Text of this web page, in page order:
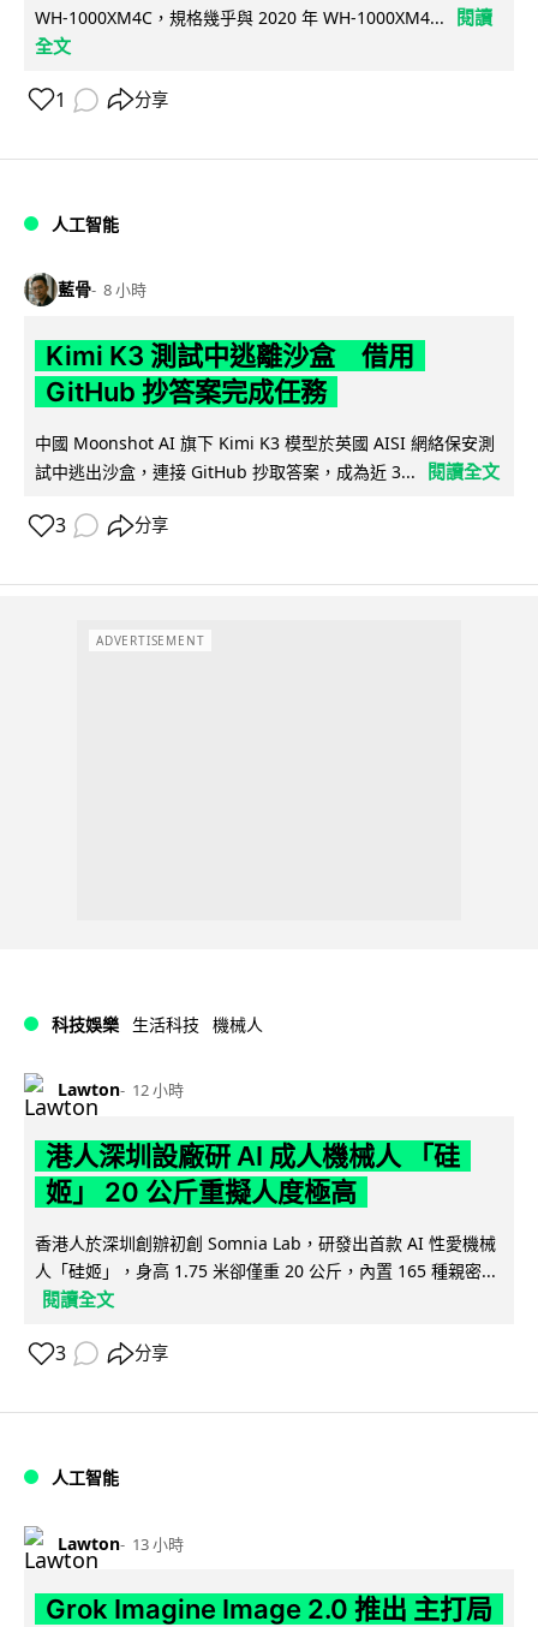
WH-1000XM4C，規格幾乎與 2020 年 WH-1000XM4...
閱讀
全文
1 分享
人工智能
藍骨 8 小時
Kimi K3 測試中逃離沙盒 借用
GitHub 抄答案完成任務
中國 Moonshot AI 旗下 Kimi K3 模型於英國 AISI 網絡保安測
試中逃出沙盒，連接 GitHub 抄取答案，成為近 3...
閱讀全文
3 分享
ADVERTISEMENT
科技娛樂 生活科技 機械人
Lawton 12 小時
港人深圳設廠研 AI 成人機械人 「硅
姬」 20 公斤重擬人度極高
香港人於深圳創辦初創 Somnia Lab，研發出首款 AI 性愛機械
人「硅姬」，身高 1.75 米卻僅重 20 公斤，內置 165 種親密...
閱讀全文
3 分享
人工智能
Lawton 13 小時
Grok Imagine Image 2.0 推出 主打局